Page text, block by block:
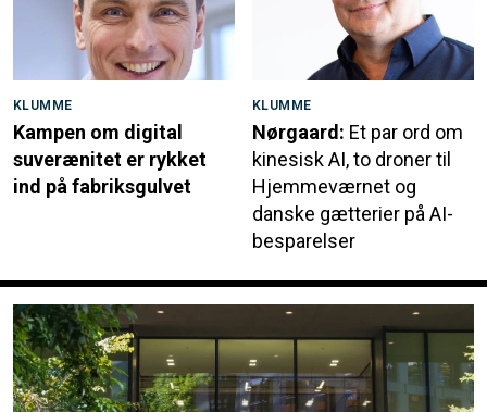
KLUMME
Kampen om digital
suverænitet er rykket
ind på fabriksgulvet
KLUMME
Nørgaard: Et par ord om
kinesisk AI, to droner til
Hjemmeværnet og
danske gætterier på AI-
besparelser